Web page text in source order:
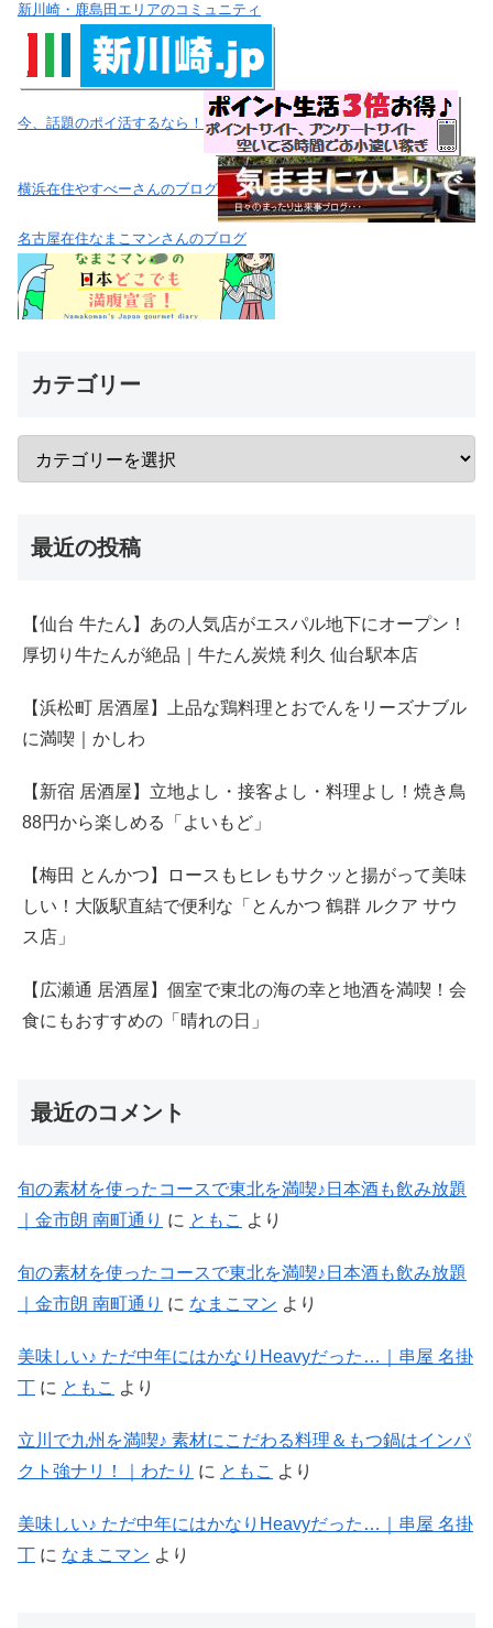
新川崎・鹿島田エリアのコミュニティ
今、話題のポイ活するなら！
横浜在住やすべーさんのブログ
名古屋在住なまこマンさんのブログ
カテゴリー
最近の投稿
【仙台 牛たん】あの人気店がエスパル地下にオープン！
厚切り牛たんが絶品｜牛たん炭焼 利久 仙台駅本店
【浜松町 居酒屋】上品な鶏料理とおでんをリーズナブル
に満喫｜かしわ
【新宿 居酒屋】立地よし・接客よし・料理よし！焼き鳥
88円から楽しめる「よいもど」
【梅田 とんかつ】ロースもヒレもサクッと揚がって美味
しい！大阪駅直結で便利な「とんかつ 鶴群 ルクア サウ
ス店」
【広瀬通 居酒屋】個室で東北の海の幸と地酒を満喫！会
食にもおすすめの「晴れの日」
最近のコメント
旬の素材を使ったコースで東北を満喫♪日本酒も飲み放題
｜金市朗 南町通り に ともこ より
旬の素材を使ったコースで東北を満喫♪日本酒も飲み放題
｜金市朗 南町通り に なまこマン より
美味しい♪ ただ中年にはかなりHeavyだった…｜串屋 名掛
丁 に ともこ より
立川で九州を満喫♪ 素材にこだわる料理＆もつ鍋はインパ
クト強ナリ！｜わたり に ともこ より
美味しい♪ ただ中年にはかなりHeavyだった…｜串屋 名掛
丁 に なまこマン より